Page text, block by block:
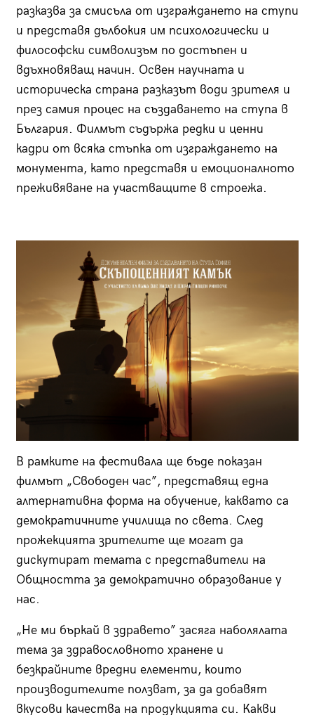
разказва за смисъла от изграждането на ступи
и представя дълбокия им психологически и
философски символизъм по достъпен и
вдъхновяващ начин. Освен научната и
историческа страна разказът води зрителя и
през самия процес на създаването на ступа в
България. Филмът съдържа редки и ценни
кадри от всяка стъпка от изграждането на
монумента, като представя и емоционалното
преживяване на участващите в строежа.
В рамките на фестивала ще бъде показан
филмът „Свободен час”, представящ една
алтернативна форма на обучение, каквато са
демократичните училища по света. След
прожекцията зрителите ще могат да
дискутират темата с представители на
Общността за демократично образование у
нас.
„Не ми бъркай в здравето” засяга наболялата
тема за здравословното хранене и
безкрайните вредни елементи, които
производителите ползват, за да добавят
вкусови качества на продукцията си. Какви